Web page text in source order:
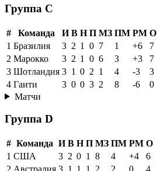
Группа C
# Команда И В Н П МЗ ПМ РМ О
1 Бразилия 3 2 1 0 7 1 +6
7
2 Марокко 3 2 1 0 6 3 +3
7
3 Шотландия 3 1 0 2 1 4 -3
3
4 Гаити 3 0 0 3 2 8 -6
0
Матчи
Группа D
# Команда И В Н П МЗ ПМ РМ О
1 США 3 2 0 1 8 4 +4
6
2 Австралия 3 1 1 1 2 2 0
4